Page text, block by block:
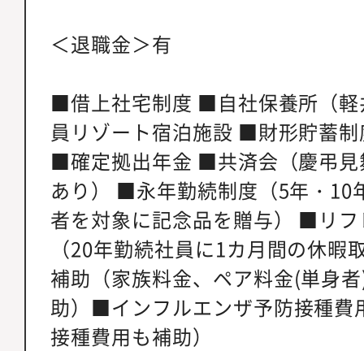
＜退職金＞有
■借上社宅制度 ■自社保養所（
員リゾート宿泊施設 ■財形貯蓄
■確定拠出年金 ■共済会（慶弔見
あり） ■永年勤続制度（5年・10
者を対象に記念品を贈与） ■リ
（20年勤続社員に1カ月間の休
補助（家族料金、ペア料金(単身
助）■インフルエンザ予防接種費
接種費用も補助）